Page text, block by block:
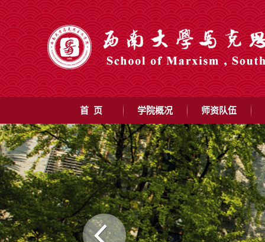
首 页 学院概况 师资队伍